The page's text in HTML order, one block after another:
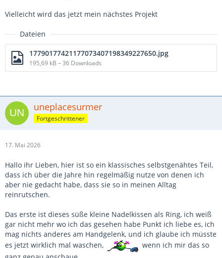
Vielleicht wird das jetzt mein nächstes Projekt
Dateien
17790177421177073407198349227650.jpg
195,69 kB – 36 Downloads
uneplacesurmer
Fortgeschrittener
17. Mai 2026
Hallo ihr Lieben, hier ist so ein klassisches selbstgenähtes Teil,
dass ich über die Jahre hin regelmäßig nutze von denen ich
aber nie gedacht habe, dass sie so in meinen Alltag
reinrutschen.
Das erste ist dieses süße kleine Nadelkissen als Ring, ich weiß
gar nicht mehr wo ich das gesehen habe Punkt ich liebe es, ich
mag nichts anderes am Handgelenk, und ich glaube ich müsste
es jetzt wirklich mal waschen,
wenn ich mir das so